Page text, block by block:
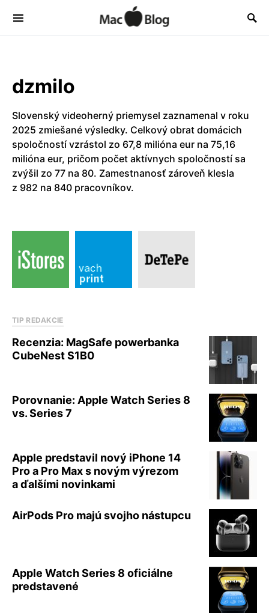
dzmilo
Slovenský videoherný priemysel zaznamenal v roku
2025 zmiešané výsledky. Celkový obrat domácich
spoločností vzrástol zo 67,8 milióna eur na 75,16
milióna eur, pričom počet aktívnych spoločností sa
zvýšil zo 77 na 80. Zamestnanosť zároveň klesla
z 982 na 840 pracovníkov.
TIP REDAKCIE
Recenzia: MagSafe powerbanka
CubeNest S1B0
Porovnanie: Apple Watch Series 8
vs. Series 7
Apple predstavil nový iPhone 14
Pro a Pro Max s novým výrezom
a ďalšími novinkami
AirPods Pro majú svojho nástupcu
Apple Watch Series 8 oficiálne
predstavené